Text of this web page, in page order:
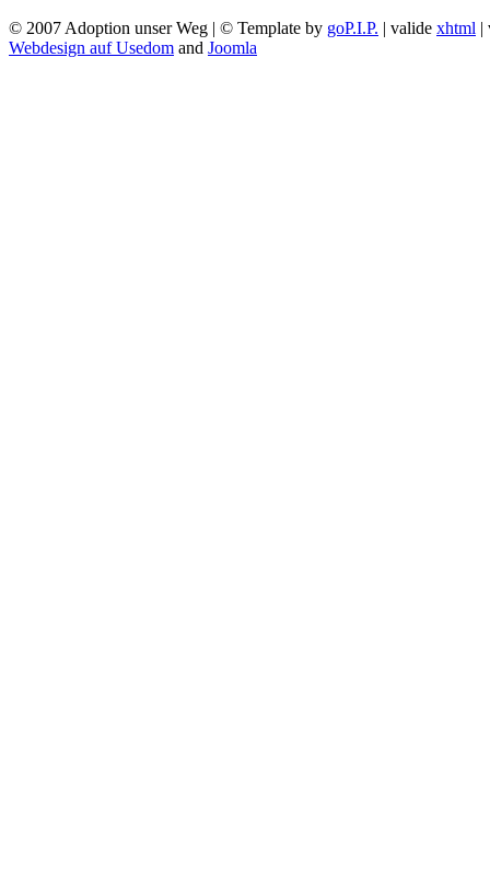
© 2007 Adoption unser Weg | © Template by goP.I.P. | valide xhtml |
Webdesign auf Usedom and Joomla